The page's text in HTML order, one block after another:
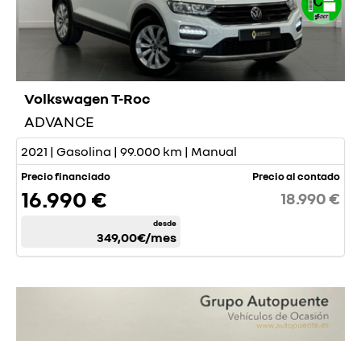
Volkswagen T-Roc
ADVANCE
2021 | Gasolina | 99.000 km | Manual
Precio financiado
16.990 €
desde
349,00€/mes
Precio al contado
18.990 €